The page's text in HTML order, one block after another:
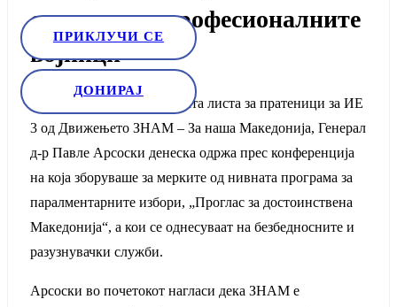
ПРИКЛУЧИ СЕ
ДОНИРАЈ
статусот на професионалните
војници
Носителот на кандидатската листа за пратеници за ИЕ
3 од Движењето ЗНАМ – За наша Македонија, Генерал
д-р Павле Арсоски денеска одржа прес конференција
на која зборуваше за мерките од нивната програма за
паралментарните избори, „Проглас за достоинствена
Македонија“, а кои се однесуваат на безбедносните и
разузнувачки служби.
Арсоски во почетокот нагласи дека ЗНАМ е